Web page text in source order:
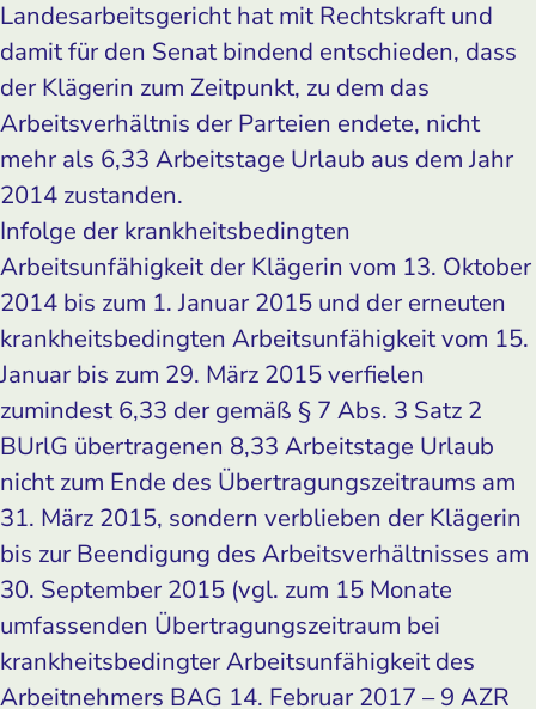
Landesarbeitsgericht hat mit Rechtskraft und
damit für den Senat bindend entschieden, dass
der Klägerin zum Zeitpunkt, zu dem das
Arbeitsverhältnis der Parteien endete, nicht
mehr als 6,33 Arbeitstage Urlaub aus dem Jahr
2014 zustanden.
Infolge der krankheitsbedingten
Arbeitsunfähigkeit der Klägerin vom 13. Oktober
2014 bis zum 1. Januar 2015 und der erneuten
krankheitsbedingten Arbeitsunfähigkeit vom 15.
Januar bis zum 29. März 2015 verfielen
zumindest 6,33 der gemäß § 7 Abs. 3 Satz 2
BUrlG übertragenen 8,33 Arbeitstage Urlaub
nicht zum Ende des Übertragungszeitraums am
31. März 2015, sondern verblieben der Klägerin
bis zur Beendigung des Arbeitsverhältnisses am
30. September 2015 (vgl. zum 15 Monate
umfassenden Übertragungszeitraum bei
krankheitsbedingter Arbeitsunfähigkeit des
Arbeitnehmers BAG 14. Februar 2017 – 9 AZR